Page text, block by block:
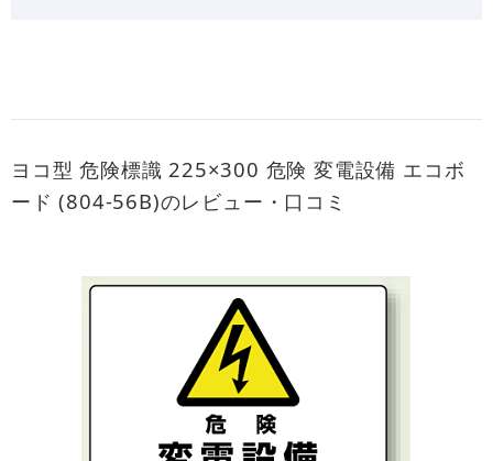
ヨコ型 危険標識 225×300 危険 変電設備 エコボ
ード (804-56B)のレビュー・口コミ